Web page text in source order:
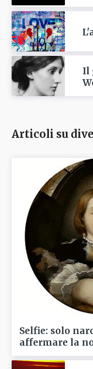
Il
Articoli su
Selfie: solo
affermare la